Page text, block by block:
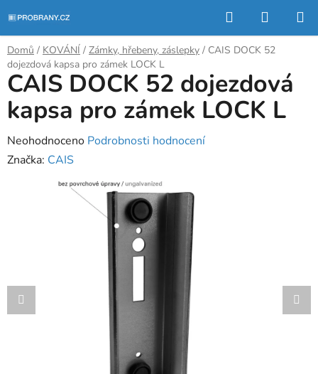
na
obsah
Hledat
KOŠÍK
Domů / KOVÁNÍ / Zámky, hřebeny, záslepky / CAIS DOCK 52
dojezdová kapsa pro zámek LOCK L
CAIS DOCK 52 dojezdová
kapsa pro zámek LOCK L
Průměrné
hodnocení
Neohodnoceno Podrobnosti hodnocení
Značka: CAIS